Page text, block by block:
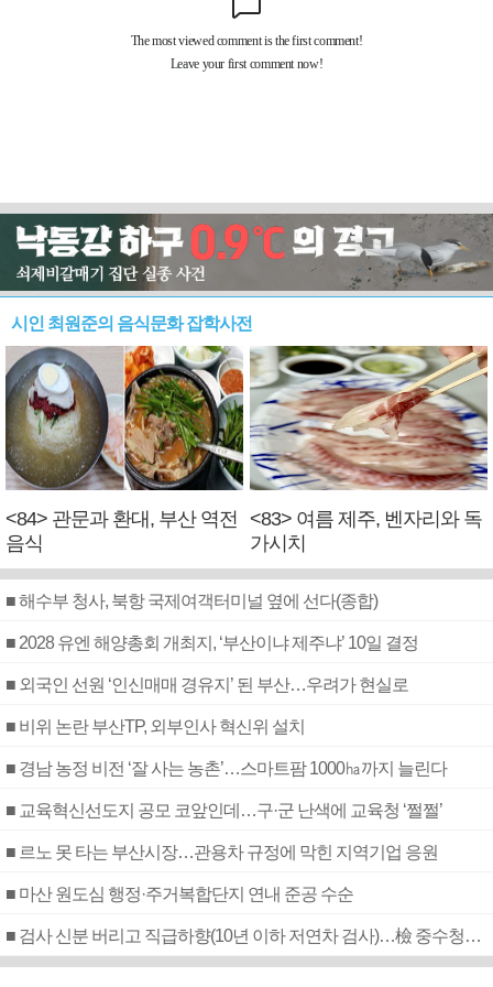
시인 최원준의 음식문화 잡학사전
<84> 관문과 환대, 부산 역전
음식
<83> 여름 제주, 벤자리와 독
가시치
■ 해수부 청사, 북항 국제여객터미널 옆에 선다(종합)
■ 2028 유엔 해양총회 개최지, ‘부산이냐 제주냐’ 10일 결정
■ 외국인 선원 ‘인신매매 경유지’ 된 부산…우려가 현실로
■ 비위 논란 부산TP, 외부인사 혁신위 설치
■ 경남 농정 비전 ‘잘 사는 농촌’…스마트팜 1000㏊까지 늘린다
■ 교육혁신선도지 공모 코앞인데…구·군 난색에 교육청 ‘쩔쩔’
■ 르노 못 타는 부산시장…관용차 규정에 막힌 지역기업 응원
■ 마산 원도심 행정·주거복합단지 연내 준공 수순
■ 검사 신분 버리고 직급하향(10년 이하 저연차 검사)…檢 중수청행 기피